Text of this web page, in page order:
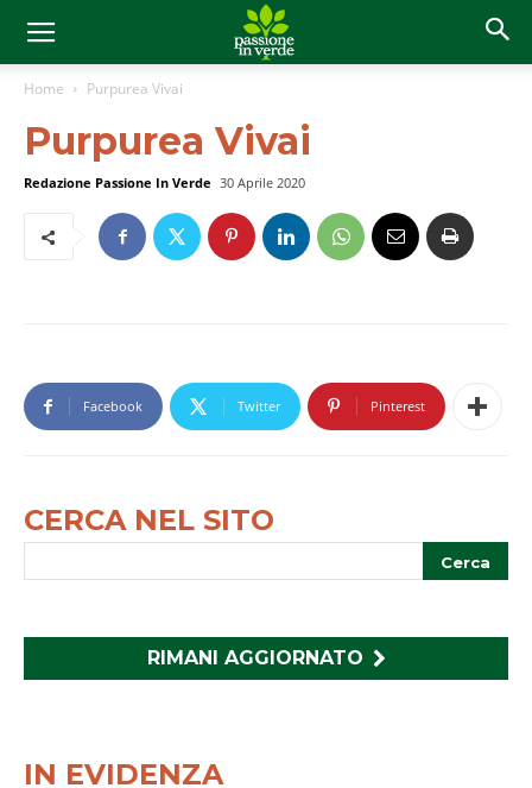
Home Purpurea Vivai
Purpurea Vivai
Redazione Passione In Verde 30 Aprile 2020
Facebook Twitter Pinterest
CERCA NEL SITO
RIMANI AGGIORNATO
IN EVIDENZA